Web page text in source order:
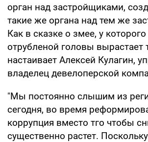
орган над застройщиками,
такие же органа над тем же
Как в сказке о змее, у
отрубленой головы вырастает
настаивает Алексей Кулагин,
владелец девелоперской
"Мы постоянно слышим из
сегодня, во время
коррупция вместо тго чтобы
существенно растет. Поскольку